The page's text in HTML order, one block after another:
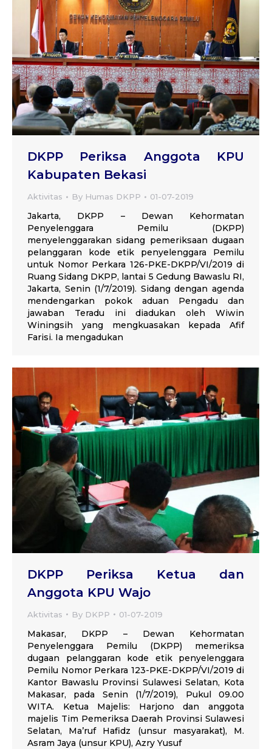
DKPP Periksa Anggota KPU
Kabupaten Bekasi
Aktivitas By Humas DKPP 01-07-2019
Jakarta, DKPP – Dewan Kehormatan
Penyelenggara Pemilu (DKPP)
menyelenggarakan sidang pemeriksaan dugaan
pelanggaran kode etik penyelenggara Pemilu
untuk Nomor Perkara 126-PKE-DKPP/VI/2019 di
Ruang Sidang DKPP, lantai 5 Gedung Bawaslu RI,
Jakarta, Senin (1/7/2019). Sidang dengan agenda
mendengarkan pokok aduan Pengadu dan
jawaban Teradu ini diadukan oleh Wiwin
Winingsih yang mengkuasakan kepada Afif
Farisi. Ia mengadukan
DKPP Periksa Ketua dan
Anggota KPU Wajo
Aktivitas By DKPP 01-07-2019
Makasar, DKPP – Dewan Kehormatan
Penyelenggara Pemilu (DKPP) memeriksa
dugaan pelanggaran kode etik penyelenggara
Pemilu Nomor Perkara 123-PKE-DKPP/VI/2019 di
Kantor Bawaslu Provinsi Sulawesi Selatan, Kota
Makasar, pada Senin (1/7/2019), Pukul 09.00
WITA. Ketua Majelis: Harjono dan anggota
majelis Tim Pemeriksa Daerah Provinsi Sulawesi
Selatan, Ma’ruf Hafidz (unsur masyarakat), M.
Asram Jaya (unsur KPU), Azry Yusuf